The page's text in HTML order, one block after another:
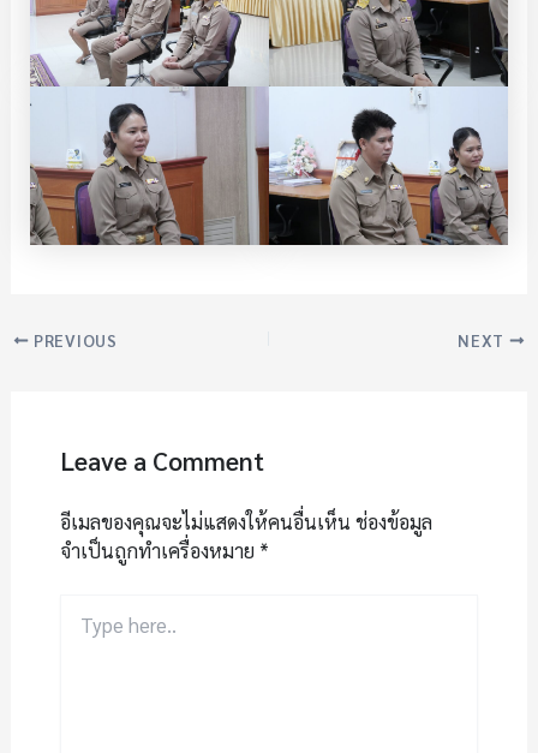
PREVIOUS NEXT
Leave a Comment
อีเมลของคุณจะไม่แสดงให้คนอื่นเห็น ช่องข้อมูล
จำเป็นถูกทำเครื่องหมาย *
here..